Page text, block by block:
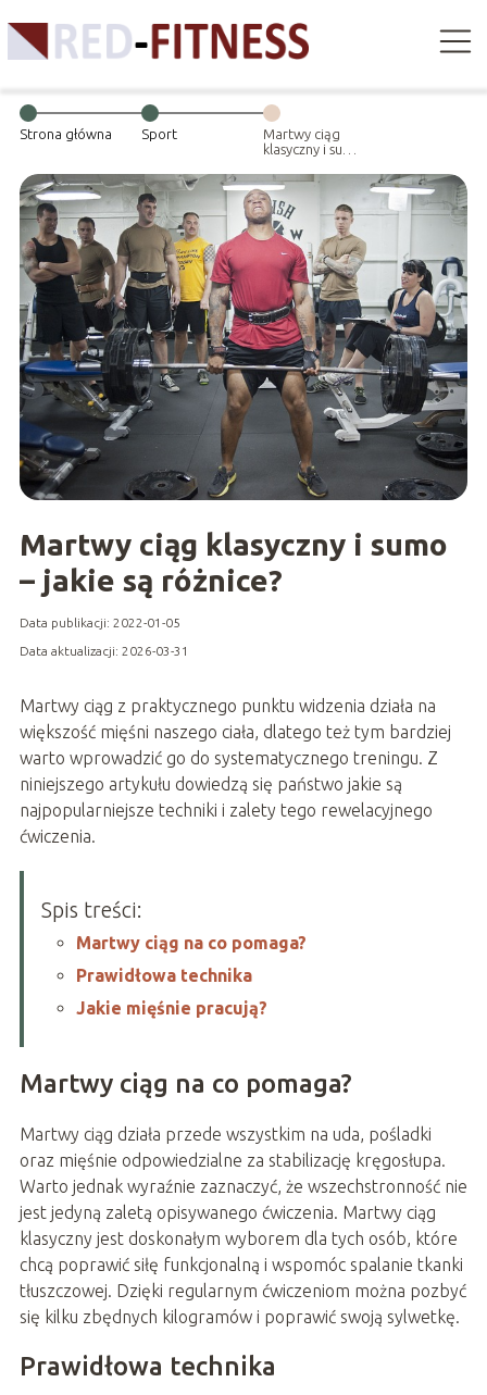
Strona główna Sport
Martwy ciąg
klasyczny i sumo
różnice?
Martwy ciąg klasyczny i sumo
– jakie są różnice?
Data publikacji: 2022-01-05
Data aktualizacji: 2026-03-31
Martwy ciąg z praktycznego punktu widzenia działa na
większość mięśni naszego ciała, dlatego też tym bardziej
warto wprowadzić go do systematycznego treningu. Z
niniejszego artykułu dowiedzą się państwo jakie są
najpopularniejsze techniki i zalety tego rewelacyjnego
ćwiczenia.
Spis treści:
Martwy ciąg na co pomaga?
Prawidłowa technika
Jakie mięśnie pracują?
Martwy ciąg na co pomaga?
Martwy ciąg działa przede wszystkim na uda, pośladki
oraz mięśnie odpowiedzialne za stabilizację kręgosłupa.
Warto jednak wyraźnie zaznaczyć, że wszechstronność nie
jest jedyną zaletą opisywanego ćwiczenia. Martwy ciąg
klasyczny jest doskonałym wyborem dla tych osób, które
chcą poprawić siłę funkcjonalną i wspomóc spalanie tkanki
tłuszczowej. Dzięki regularnym ćwiczeniom można pozbyć
się kilku zbędnych kilogramów i poprawić swoją sylwetkę.
Prawidłowa technika